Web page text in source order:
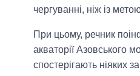
чергуванні, ніж із
При цьому, речник
акваторії Азовського
спостерігають ніяких